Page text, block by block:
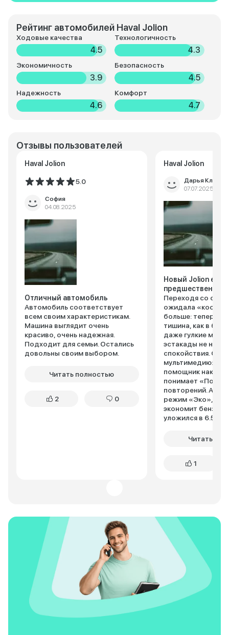
Рейтинг автомобилей Haval Jolion
Ходовые качества
4.5
Технологичность
4.3
Экономичность
3.9
Безопасность
4.5
Надежность
4.6
Комфорт
4.7
Отзывы пользователей
Haval Jolion
5.0
София
04.08.2025
Отличный автомобиль
Автомобиль соответствует
всем своим характеристикам.
Машина выглядит очень
красиво, очень надежная.
Подходит для семьи. Остались
довольны своим выбором.
Читать полностью
2 0
Haval Jolion
Дарья
07.07.2025
Новый Jolion еще
Переходя со
ожидала
больше: теперь в
тишина, как в
даже гулкие
эстакады не
спокойствия.
мультимедию:
помощник
понимает
повторений. А
режим «Эко»,
экономит бензин
уложился в 6.5
зарядку: «Мам,
руля. Кажется,
Читать
1